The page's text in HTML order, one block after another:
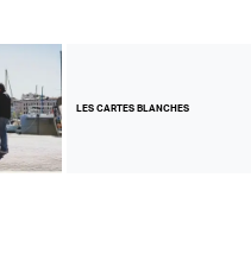
LES CARTES BLANCHES